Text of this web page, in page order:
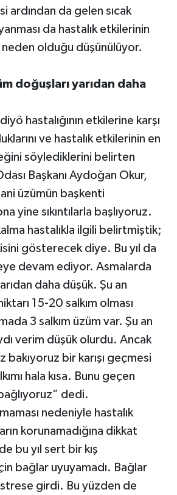
ardından da gelen sıcak
da hastalık etkilerinin
olduğu düşünülüyor.
doğuşları yarıdan daha
hastalığının etkilerine karşı
ve hastalık etkilerinin en
söylediklerini belirten
Başkanı Aydoğan Okur,
üzümün başkenti
yine sıkıntılarla başlıyoruz.
hastalıkla ilgili belirtmiştik;
gösterecek diye. Bu yıl da
devam ediyor. Asmalarda
daha düşük. Şu an
15-20 salkım olması
3 salkım üzüm var. Şu an
verim düşük olurdu. Ancak
bakıyoruz bir karışı geçmesi
hala kısa. Bunu geçen
dedi.
nedeniyle hastalık
korunamadığına dikkat
bu yıl sert bir kış
bağlar uyuyamadı. Bağlar
strese girdi. Bu yüzden de